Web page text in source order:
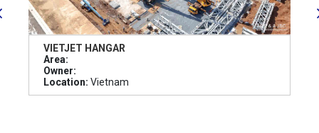
VIETJET HANGAR
Area:
Owner:
Location: Vietnam